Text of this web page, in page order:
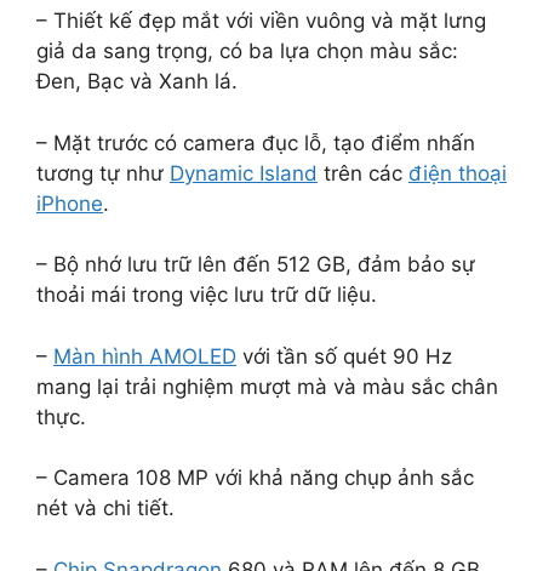
– Thiết kế đẹp mắt với viền vuông và mặt lưng
giả da sang trọng, có ba lựa chọn màu sắc:
Đen, Bạc và Xanh lá.
– Mặt trước có camera đục lỗ, tạo điểm nhấn
tương tự như Dynamic Island trên các điện thoại
iPhone.
– Bộ nhớ lưu trữ lên đến 512 GB, đảm bảo sự
thoải mái trong việc lưu trữ dữ liệu.
– Màn hình AMOLED với tần số quét 90 Hz
mang lại trải nghiệm mượt mà và màu sắc chân
thực.
– Camera 108 MP với khả năng chụp ảnh sắc
nét và chi tiết.